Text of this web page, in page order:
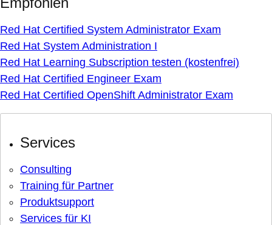
Red Hat Certified System Administrator Exam
Red Hat System Administration I
Red Hat Learning Subscription testen (kostenfrei)
Red Hat Certified Engineer Exam
Red Hat Certified OpenShift Administrator Exam
Services
Consulting
Training für Partner
Produktsupport
Services für KI